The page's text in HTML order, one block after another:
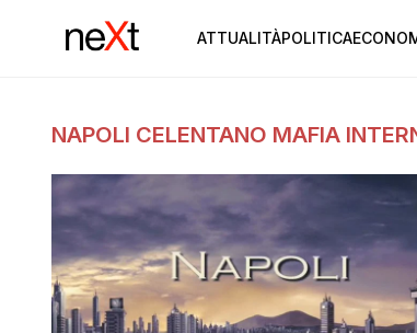
ATTUALITÀPOLITICA
NAPOLI CELENTANO MAFIA